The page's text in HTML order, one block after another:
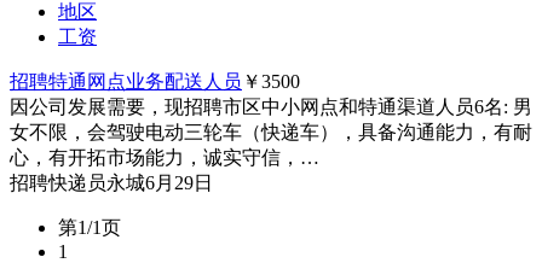
地区
工资
招聘特通网点业务配送人员 ￥3500
因公司发展需要，现招聘市区中小网点和特通渠道人员6名: 男
女不限，会驾驶电动三轮车（快递车），具备沟通能力，有耐
心，有开拓市场能力，诚实守信，…
招聘快递员永城6月29日
第1/1页
1